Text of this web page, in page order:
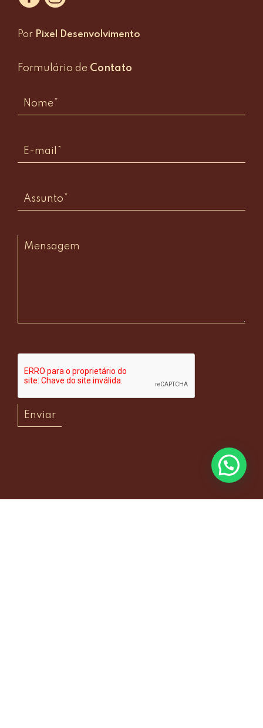
Por Pixel Desenvolvimento
Formulário de Contato